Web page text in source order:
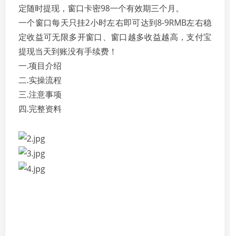
定随时提现，窗口卡密98一个有效期三个月。
一个窗口每天只挂2小时左右即可达到8-9RMB左右稳
定收益可无限多开窗口、窗口越多收益越高，支付宝
提现当天到账没有手续费！
一.项目介绍
二.实操流程
三.注意事项
四.完整资料